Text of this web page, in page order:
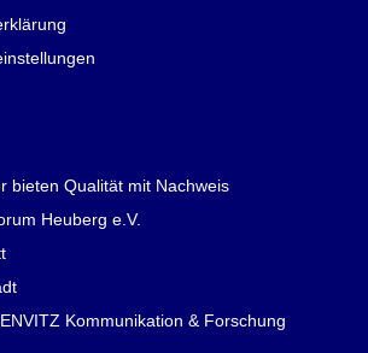
bieten Qualität mit Nachweis
Heuberg e.V.
Kommunikation & Forschung